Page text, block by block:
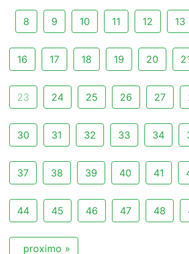
8 9 10 11 12 13
16 17 18 19 20
23 24 25 26 27
30 31 32 33 34
37 38 39 40 41
44 45 46 47 48
proximo »